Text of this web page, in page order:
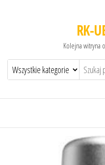
RK-
Kolejna witryna